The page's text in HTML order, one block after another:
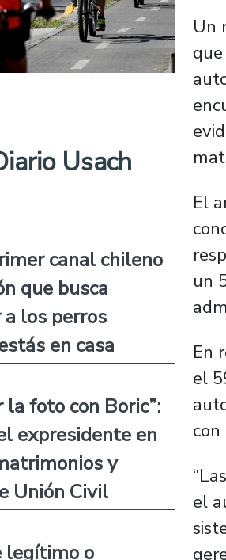
Usach
canal chileno
que busca
los perros
en casa
la foto con Boric”:
expresidente en
y
Unión Civil
legítimo o
Un
El
un
En
el
el